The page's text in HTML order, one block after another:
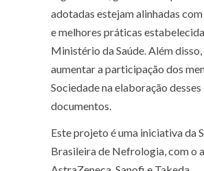
adotadas estejam alinhadas com
e melhores práticas
Ministério da Saúde. Além
aumentar a participação dos
Sociedade na elaboração desses
documentos.
Este projeto é uma iniciativa da
Brasileira de Nefrologia, com o